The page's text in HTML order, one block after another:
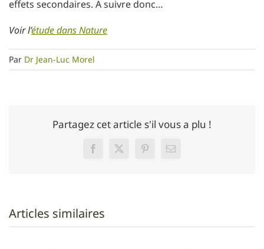
effets secondaires. A suivre donc…
Voir l’étude dans Nature
Par Dr Jean-Luc Morel
Partagez cet article s'il vous a plu !
FacebookTwitterPinterestEmail
Articles similaires